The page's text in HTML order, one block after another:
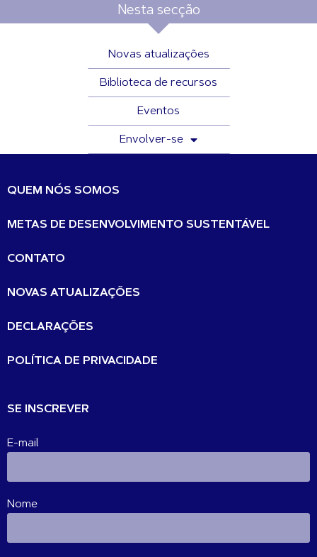
Nesta secção
Novas atualizações
Biblioteca de recursos
Eventos
Envolver-se
QUEM NÓS SOMOS
METAS DE DESENVOLVIMENTO SUSTENTÁVEL
CONTATO
NOVAS ATUALIZAÇÕES
DECLARAÇÕES
POLÍTICA DE PRIVACIDADE
SE INSCREVER
E-mail
Nome